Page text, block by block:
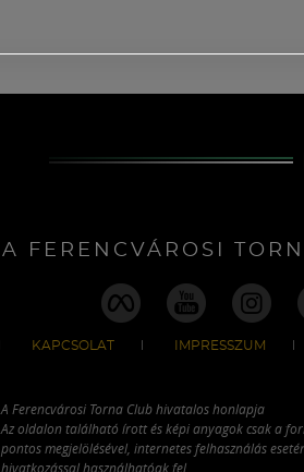
A FERENCVÁROSI
KAPCSOLAT IMPRESSZUM
A Ferencvárosi Torna Club hivatalos honlapja
Az oldalon található írott és képi anyagok csak a
pontos megjelölésével, internetes felhasználás
hivatkozással használhatóak fel.